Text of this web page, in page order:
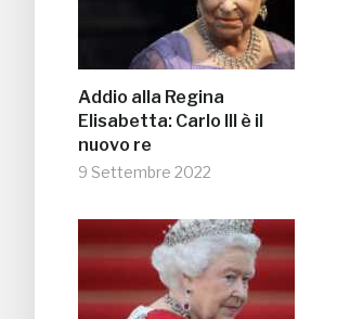
Addio alla Regina
Elisabetta: Carlo III è il
nuovo re
9 Settembre 2022